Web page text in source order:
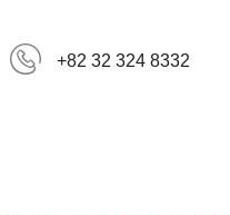
+82 32 324 8332